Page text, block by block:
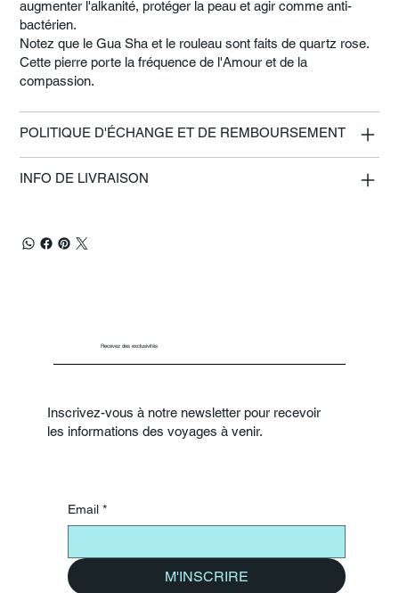
augmenter l'alkanité, protéger la peau et agir comme anti-
bactérien.
Notez que le Gua Sha et le rouleau sont faits de quartz rose.
Cette pierre porte la fréquence de l'Amour et de la
compassion.
POLITIQUE D'ÉCHANGE ET DE REMBOURSEMENT
INFO DE LIVRAISON
Recevez des exclusivités
Inscrivez-vous à notre newsletter pour recevoir
les informations des voyages à venir.
Email *
M'INSCRIRE